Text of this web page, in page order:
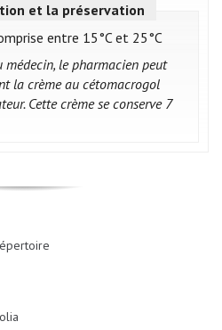
et la préservation
entre 15°C et 25°C
médecin, le pharmacien peut
la crème au cétomacrogol
Cette crème se conserve 7